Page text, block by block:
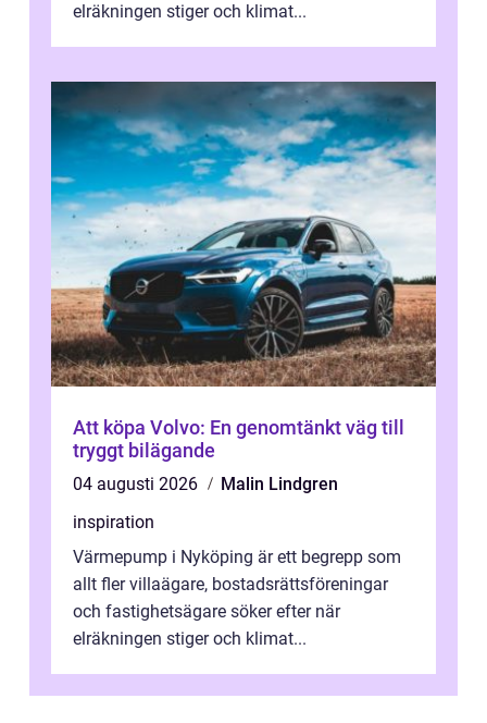
elräkningen stiger och klimat...
Att köpa Volvo: En genomtänkt väg till
tryggt bilägande
04 augusti 2026
Malin Lindgren
inspiration
Värmepump i Nyköping är ett begrepp som
allt fler villaägare, bostadsrättsföreningar
och fastighetsägare söker efter när
elräkningen stiger och klimat...